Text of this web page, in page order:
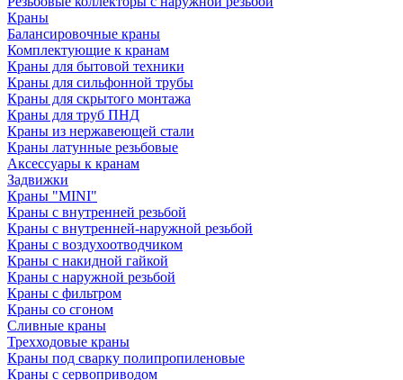
Краны
Балансировочные краны
Комплектующие к кранам
Краны для бытовой техники
Краны для сильфонной трубы
Краны для скрытого монтажа
Краны для труб ПНД
Краны из нержавеющей стали
Краны латунные резьбовые
Аксессуары к кранам
Задвижки
Краны "MINI"
Краны с внутренней резьбой
Краны с внутренней-наружной резьбой
Краны с воздухоотводчиком
Краны с накидной гайкой
Краны с наружной резьбой
Краны с фильтром
Краны со сгоном
Сливные краны
Трехходовые краны
Краны под сварку полипропиленовые
Краны с сервоприводом